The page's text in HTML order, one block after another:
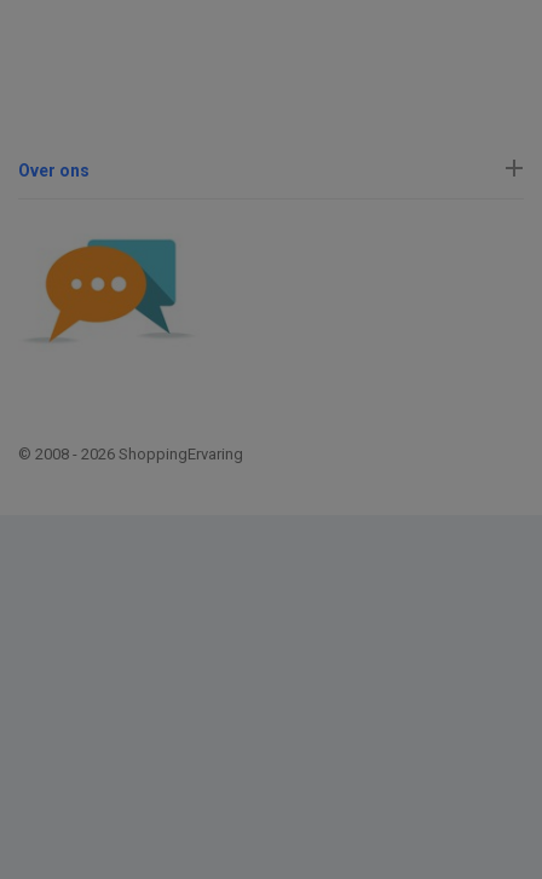
Over ons
© 2008 - 2026 ShoppingErvaring